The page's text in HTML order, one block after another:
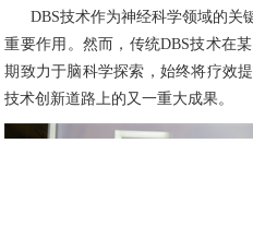
DBS技术作为神经科学领域的关
重要作用。然而，传统DBS技术在
期致力于脑科学探索，始终将疗效
技术创新道路上的又一重大成果。